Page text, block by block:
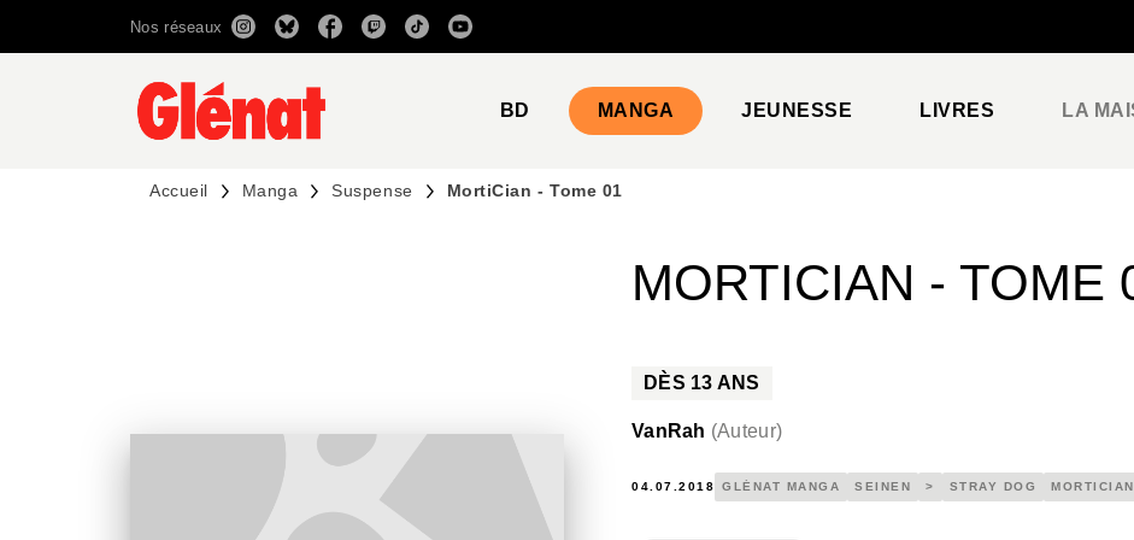
RECHERCHE CONTENU
Nos réseaux
BD MANGA JEUNESSE LIVRES LA
Accueil Manga Suspense MortiCian - Tome 01
MORTICIAN - TOME
DÈS 13 ANS
VanRah (Auteur)
04.07.2018 GLÉNAT MANGA SEINEN > STRAY DOG MORTICIAN